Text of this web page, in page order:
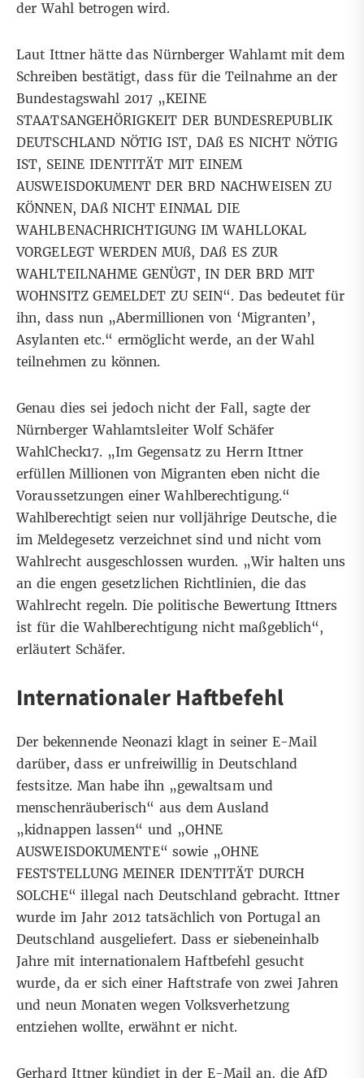
der Wahl betrogen wird.
Laut Ittner hätte das Nürnberger Wahlamt mit dem
Schreiben bestätigt, dass für die Teilnahme an der
Bundestagswahl 2017 „KEINE
STAATSANGEHÖRIGKEIT DER BUNDESREPUBLIK
DEUTSCHLAND NÖTIG IST, DAß ES NICHT NÖTIG
IST, SEINE IDENTITÄT MIT EINEM
AUSWEISDOKUMENT DER BRD NACHWEISEN ZU
KÖNNEN, DAß NICHT EINMAL DIE
WAHLBENACHRICHTIGUNG IM WAHLLOKAL
VORGELEGT WERDEN MUß, DAß ES ZUR
WAHLTEILNAHME GENÜGT, IN DER BRD MIT
WOHNSITZ GEMELDET ZU SEIN“. Das bedeutet für
ihn, dass nun „Abermillionen von ‘Migranten’,
Asylanten etc.“ ermöglicht werde, an der Wahl
teilnehmen zu können.
Genau dies sei jedoch nicht der Fall, sagte der
Nürnberger Wahlamtsleiter Wolf Schäfer
WahlCheck17. „Im Gegensatz zu Herrn Ittner
erfüllen Millionen von Migranten eben nicht die
Voraussetzungen einer Wahlberechtigung.“
Wahlberechtigt seien nur volljährige Deutsche, die
im Meldegesetz verzeichnet sind und nicht vom
Wahlrecht ausgeschlossen wurden. „Wir halten uns
an die engen gesetzlichen Richtlinien, die das
Wahlrecht regeln. Die politische Bewertung Ittners
ist für die Wahlberechtigung nicht maßgeblich“,
erläutert Schäfer.
Internationaler Haftbefehl
Der bekennende Neonazi klagt in seiner E-Mail
darüber, dass er unfreiwillig in Deutschland
festsitze. Man habe ihn „gewaltsam und
menschenräuberisch“ aus dem Ausland
„kidnappen lassen“ und „OHNE
AUSWEISDOKUMENTE“ sowie „OHNE
FESTSTELLUNG MEINER IDENTITÄT DURCH
SOLCHE“ illegal nach Deutschland gebracht. Ittner
wurde im Jahr 2012 tatsächlich von Portugal an
Deutschland ausgeliefert. Dass er siebeneinhalb
Jahre mit internationalem Haftbefehl gesucht
wurde, da er sich einer Haftstrafe von zwei Jahren
und neun Monaten wegen Volksverhetzung
entziehen wollte, erwähnt er nicht.
Gerhard Ittner kündigt in der E-Mail an, die AfD